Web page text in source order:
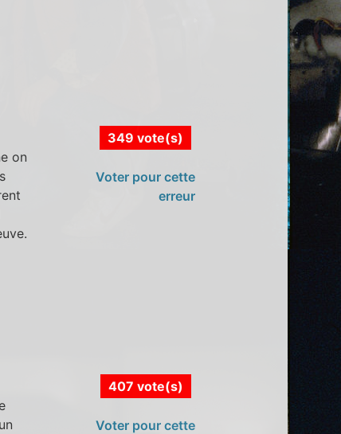
on
349 vote(s)
Voter pour cette
erreur
407 vote(s)
Voter pour cette